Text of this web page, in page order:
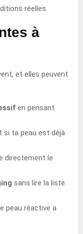
réelles.
à
et elles peuvent
en pensant
si ta peau est déjà
directement le
sans lire la liste
peau réactive a